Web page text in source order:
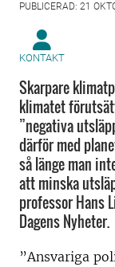
PUBLICERAD: 21
KONTAKT
Skarpare
klimatet
”negativa
därför med
så länge man
att minska
professor Hans
Dagens Nyheter.
”Ansvariga